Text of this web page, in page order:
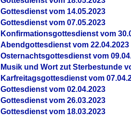
Gottesdienst vom 14.05.2023
Gottesdienst vom 07.05.2023
Konfirmationsgottesdienst vom
Abendgottesdienst vom 22.04.2023
Osternachtsgottesdienst vom
Musik und Wort zut Sterbestunde
Karfreitagsgottesdienst vom
Gottesdienst vom 02.04.2023
Gottesdienst vom 26.03.2023
Gottesdienst vom 18.03.2023